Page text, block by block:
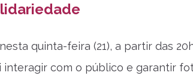
quinta-feira (21), a partir das
com o público e garantir